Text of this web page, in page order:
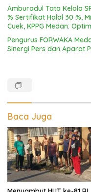
Amburadul Tata Kelola
% Sertifikat Halal 30 %,
Cuek, KPPG Medan:
Pengurus FORWAKA
Sinergi Pers dan Aparat
Baca Juga